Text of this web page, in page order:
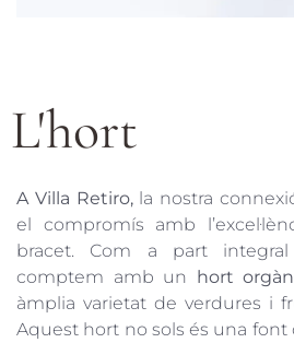
L'hort
A Villa Retiro,la nostra
el compromís amb
bracet. Com a part integral
comptem amb un hort
àmplia varietat de verdures i
Aquest hort no sols és una font